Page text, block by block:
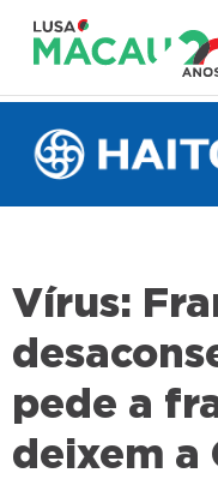
Vírus:
pede a
deixem a